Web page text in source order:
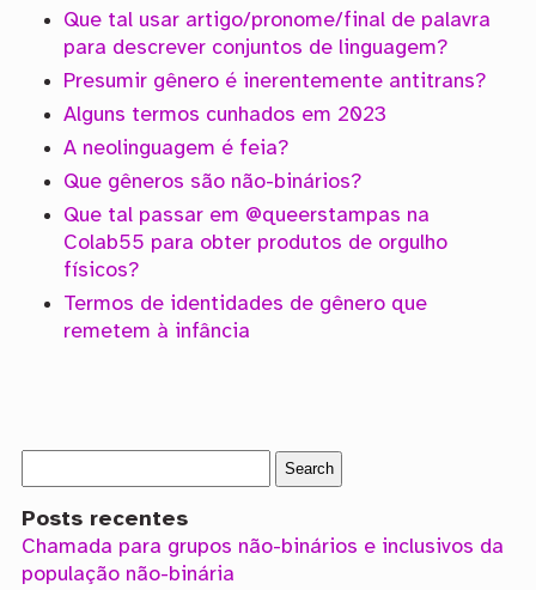
Que tal usar artigo/pronome/final de palavra
para descrever conjuntos de linguagem?
Presumir gênero é inerentemente antitrans?
Alguns termos cunhados em 2023
A neolinguagem é feia?
Que gêneros são não-binários?
Que tal passar em @queerstampas na
Colab55 para obter produtos de orgulho
físicos?
Termos de identidades de gênero que
remetem à infância
Posts recentes
Chamada para grupos não-binários e inclusivos da
população não-binária